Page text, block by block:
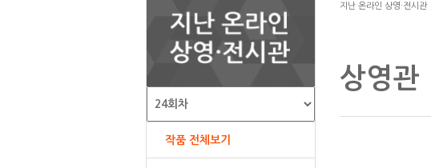
작품 전체보기
지난 온라인 상영·전시관
상영관